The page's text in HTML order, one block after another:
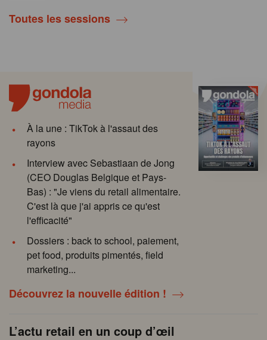
Toutes les sessions
À la une : TikTok à l'assaut des
rayons
Interview avec Sebastiaan de Jong
(CEO Douglas Belgique et Pays-
Bas) : "Je viens du retail alimentaire.
C'est là que j'ai appris ce qu'est
l'efficacité"
Dossiers : back to school, paiement,
pet food, produits pimentés, field
marketing...
Découvrez la nouvelle édition !
L’actu retail en un coup d’œil